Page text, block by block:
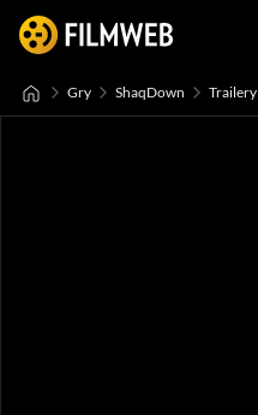
Gry ShaqDown Trailery